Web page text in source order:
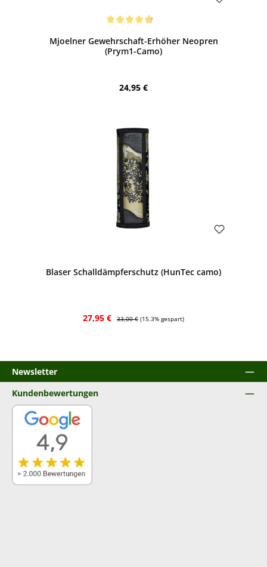
Mjoelner Gewehrschaft-Erhöher Neopren
(Prym1-Camo)
Regulärer Preis:
24,95 €
Blaser Schalldämpferschutz (HunTec camo)
Verkaufspreis:
27,95 € Regulärer Preis:
33,00 € (15.3% gespart)
Newsletter
Kundenbewertungen